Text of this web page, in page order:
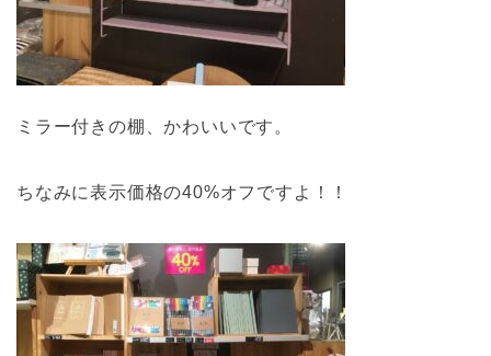
ミラー付きの棚、かわいいです。
ちなみに表示価格の40%オフですよ！！